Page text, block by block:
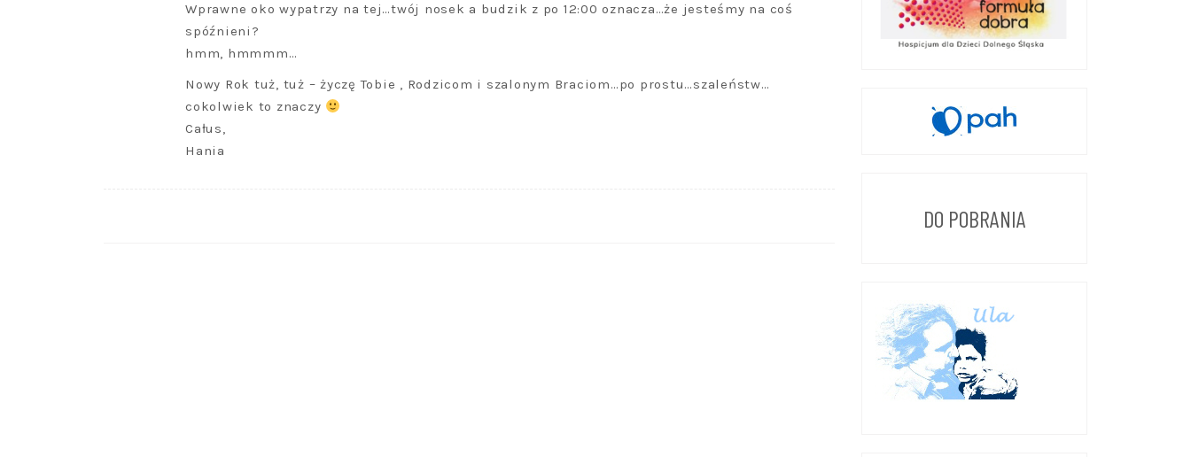
Wprawne oko wypatrzy na tej…twój nosek a budzik z po 12:00 oznacza…że jesteśmy na coś
spóźnieni?
hmm, hmmmm…
Nowy Rok tuż, tuż – życzę Tobie , Rodzicom i szalonym Braciom…po prostu…szaleństw…
cokolwiek to znaczy
Całus,
Hania
DO POBRANIA